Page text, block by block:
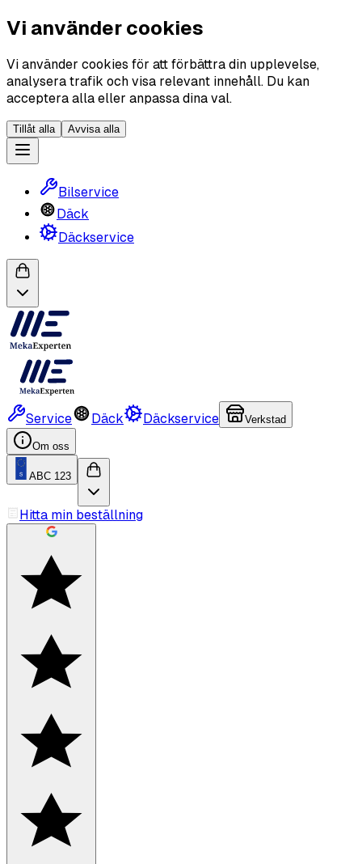
Vi använder cookies
Vi använder cookies för att förbättra din upplevelse,
analysera trafik och visa relevant innehåll. Du kan
acceptera alla eller anpassa dina val.
Tillåt alla Avvisa alla
Bilservice
Däck
Däckservice
Service Däck Däckservice Verkstad
Om oss
ABC 123
Hitta min beställning